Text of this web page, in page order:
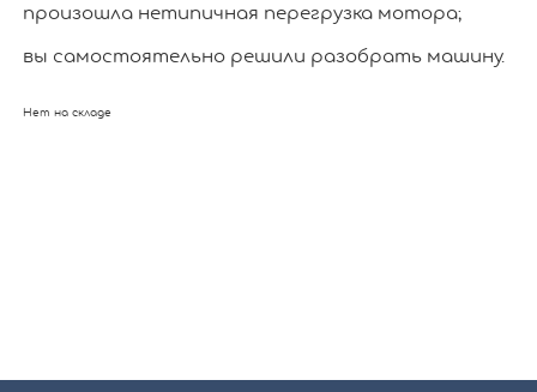
произошла нетипичная перегрузка мотора;
вы самостоятельно решили разобрать машину.
Нет на складе